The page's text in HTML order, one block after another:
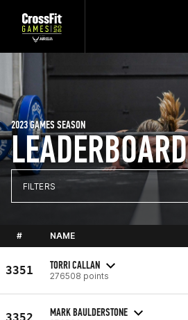
LEADERBOARD
2023 GAMES SEASON
FILTERS
# NAME
3351 TORRI CALLAN
276508 points
3352 MARK BAULDERSTONE